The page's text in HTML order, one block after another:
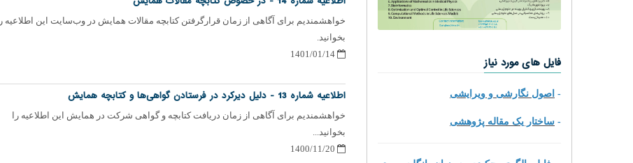
فایل های مورد نیاز
- اصول نگارشی و ویرایشی
- ساختار یک مقاله پژوهشی
خواهشمندیم برای آگاهی از زمان قرارگرفتن کتابچه مقالات همایش در وب‌سایت این اطلاعیه را
بخوانید.
اطلاعیه شماره 13 - دلیل دیرکرد در فرستادن گواهی‌ها و کتابچه همایش
خواهشمندیم برای آگاهی از زمان دریافت کتابچه و گواهی شرکت در همایش این اطلاعیه را
بخوانید...